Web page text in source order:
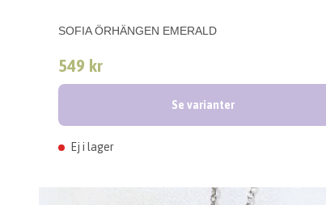
SOFIA ÖRHÄNGEN EMERALD
549 kr
Se varianter
Ej i lager